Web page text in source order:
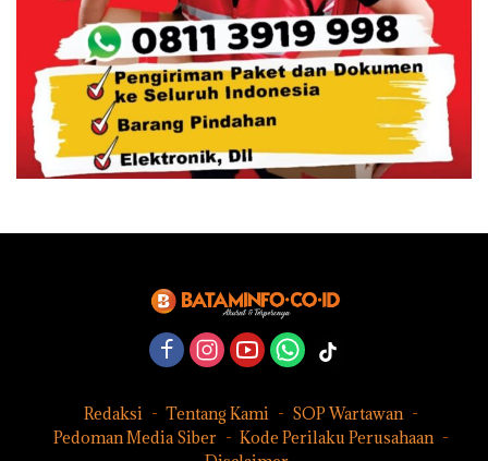
Redaksi Tentang Kami
SOP Wartawan
Pedoman Media Siber
Kode Perilaku Perusahaan